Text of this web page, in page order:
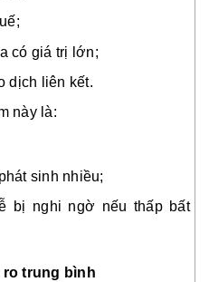
có giá trị lớn;
dịch liên kết.
này là:
sinh nhiều;
bị nghi ngờ nếu thấp bất
ro trung bình